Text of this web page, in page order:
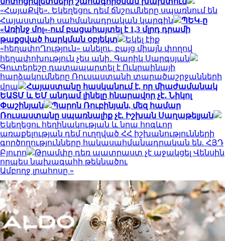
«ՀայաՔվե». Եկեղեցու դեմ ճնշումները սպառնում են
Հայաստանի սահմանադրական կարգին
ՊԵԿ-ը
«Առինջ մոլ»-ում բացահայտել է 1,3 մլրդ դրամի
թաքցված հարկման օբյեկտ
Եկել էիք
«հեղափոՂություն» անելու, բայց միայն փողով
հեղափոխություն չես անի․ Գարիկ Սարգսյան
Գուտերեշը դատապարտել է Ուկրաինայի
հարձակումները Ռուսաստանի տարածաշրջանների
վրա
Հայաստանը հասկանում է, որ միաժամանակ
ԵԱՏՄ և ԵՄ անդամ լինելը հնարավոր չէ․ Նիկոլ
Փաշինյան
Պարոն Ռուբինյան, մեզ համար
Ռուսաստանը սպառնալիք չէ. Իշխան Սաղաթելյան
Եկեղեցու հեղինակության և նրա հոգևոր
առաքելության դեմ ուղղված ՀՀ իշխանությունների
գործողությունները հակասահմանադրական են. ՀՅԴ
Բյուրո
Թրամփը դեռ պատրաստ չէ աջակցել Վենսին
որպես նախագահի թեկնածու
Ամբողջ լրահոսը »